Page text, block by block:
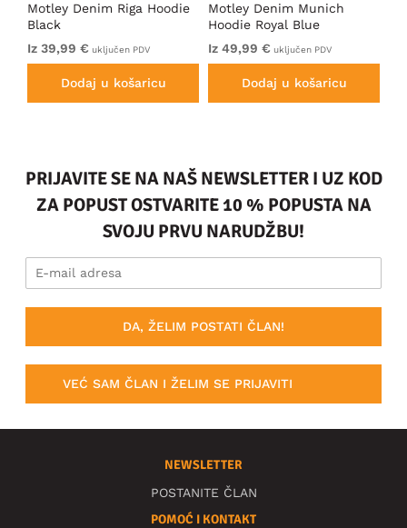
Motley Denim Riga Hoodie
Black
Iz 39,99 € uključen PDV
Dodaj u košaricu
Motley Denim Munich
Hoodie Royal Blue
Iz 49,99 € uključen PDV
Dodaj u košaricu
PRIJAVITE SE NA NAŠ NEWSLETTER I UZ KOD
ZA POPUST OSTVARITE 10 % POPUSTA NA
SVOJU PRVU NARUDŽBU!
DA, ŽELIM POSTATI ČLAN!
VEĆ SAM ČLAN I ŽELIM SE PRIJAVITI
NEWSLETTER
POSTANITE ČLAN
POMOĆ I KONTAKT